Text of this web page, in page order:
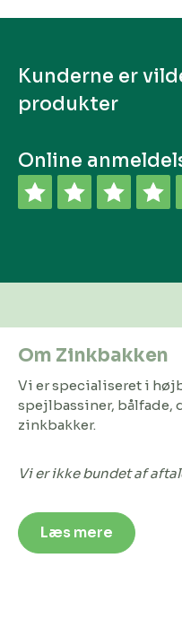
Kunderne er
produkter
Online
Om Zinkbakken
Vi er specialiseret i
spejlbassiner, bålfade,
zinkbakker.
Vi er ikke bundet af
Læs mere